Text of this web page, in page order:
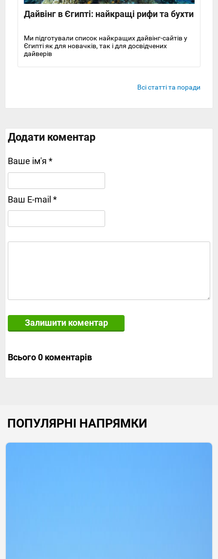
Дайвінг в Єгипті: найкращі рифи та бухти
Ми підготували список найкращих дайвінг-сайтів у
Єгипті як для новачків, так і для досвідчених
дайверів
Всі статті та поради
Додати коментар
Ваше ім'я *
Ваш E-mail *
Залишити коментар
Всього 0 коментарів
ПОПУЛЯРНІ НАПРЯМКИ